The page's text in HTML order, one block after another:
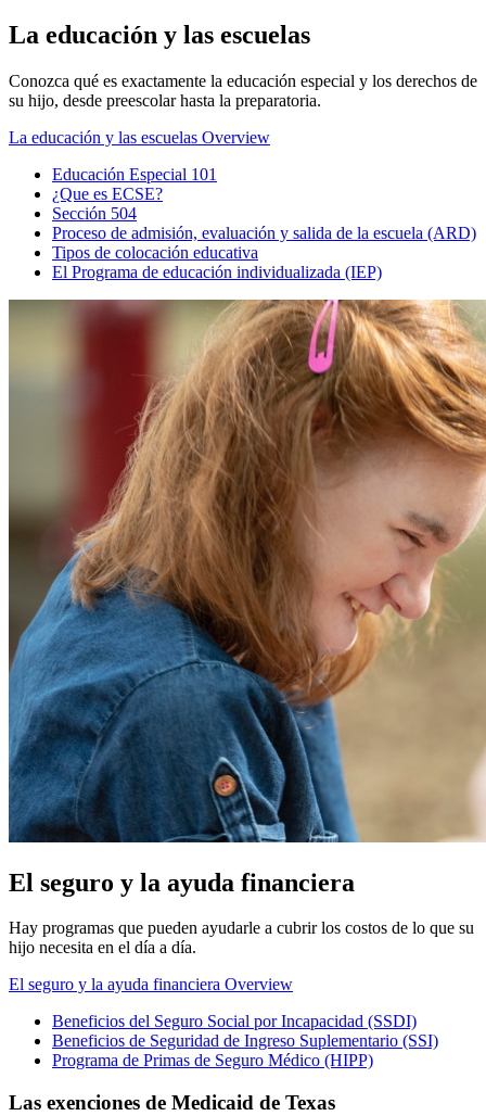
La educación y las escuelas
Conozca qué es exactamente la educación especial y los derechos de
su hijo, desde preescolar hasta la preparatoria.
La educación y las escuelas Overview
Educación Especial 101
¿Que es ECSE?
Sección 504
Proceso de admisión, evaluación y salida de la escuela (ARD)
Tipos de colocación educativa
El Programa de educación individualizada (IEP)
El seguro y la ayuda financiera
Hay programas que pueden ayudarle a cubrir los costos de lo que su
hijo necesita en el día a día.
El seguro y la ayuda financiera Overview
Beneficios del Seguro Social por Incapacidad (SSDI)
Beneficios de Seguridad de Ingreso Suplementario (SSI)
Programa de Primas de Seguro Médico (HIPP)
Las exenciones de Medicaid de Texas